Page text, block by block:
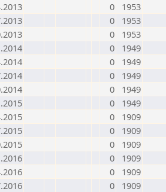
0
1953
0
1953
0
1953
0
1949
0
1949
0
1949
0
1949
0
1949
0
1909
0
1909
0
1909
0
1909
0
1909
0
1909